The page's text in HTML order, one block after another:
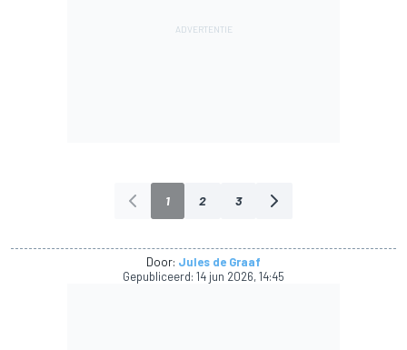
1 2 3
Door: Jules de Graaf
Gepubliceerd: 14 jun 2026, 14:45